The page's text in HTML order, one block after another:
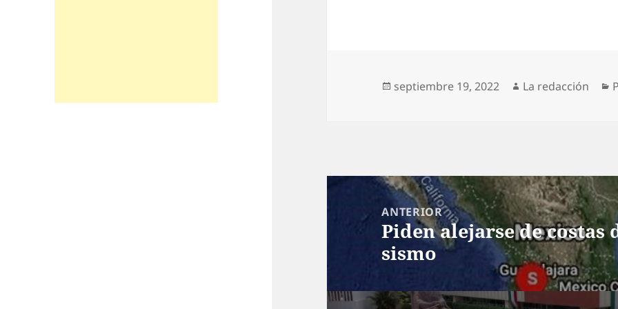
Publicado
septiembre 19, 2022 Autor
La redacción
Navegación
entradas
ANTERIOR
Entrada
anterior:
Piden alejarse de costas
sismo